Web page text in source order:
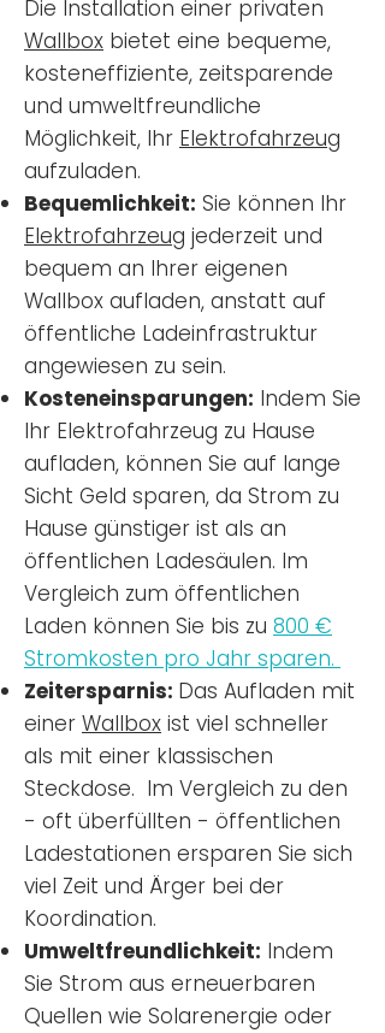
Die Installation einer privaten
Wallbox bietet eine bequeme,
kosteneffiziente, zeitsparende
und umweltfreundliche
Möglichkeit, Ihr Elektrofahrzeug
aufzuladen.
Bequemlichkeit: Sie können Ihr
Elektrofahrzeug jederzeit und
bequem an Ihrer eigenen
Wallbox aufladen, anstatt auf
öffentliche Ladeinfrastruktur
angewiesen zu sein.
Kosteneinsparungen: Indem Sie
Ihr Elektrofahrzeug zu Hause
aufladen, können Sie auf lange
Sicht Geld sparen, da Strom zu
Hause günstiger ist als an
öffentlichen Ladesäulen. Im
Vergleich zum öffentlichen
Laden können Sie bis zu 800 €
Stromkosten pro Jahr sparen.
Zeitersparnis: Das Aufladen mit
einer Wallbox ist viel schneller
als mit einer klassischen
Steckdose. Im Vergleich zu den
- oft überfüllten - öffentlichen
Ladestationen ersparen Sie sich
viel Zeit und Ärger bei der
Koordination.
Umweltfreundlichkeit: Indem
Sie Strom aus erneuerbaren
Quellen wie Solarenergie oder